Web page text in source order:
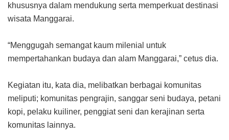
khususnya dalam mendukung serta memperkuat destinasi
wisata Manggarai.
“Menggugah semangat kaum milenial untuk
mempertahankan budaya dan alam Manggarai,” cetus dia.
Kegiatan itu, kata dia, melibatkan berbagai komunitas
meliputi; komunitas pengrajin, sanggar seni budaya, petani
kopi, pelaku kuiliner, penggiat seni dan kerajinan serta
komunitas lainnya.